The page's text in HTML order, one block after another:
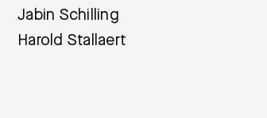
Jabin Schilling
Harold Stallaert